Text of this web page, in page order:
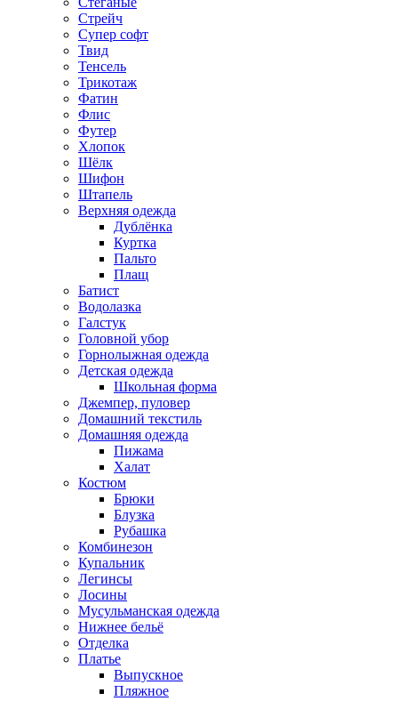
Стрейч
Супер софт
Твид
Тенсель
Трикотаж
Фатин
Флис
Футер
Хлопок
Шёлк
Шифон
Штапель
Верхняя одежда
Дублёнка
Куртка
Пальто
Плащ
Батист
Водолазка
Галстук
Головной убор
Горнолыжная одежда
Детская одежда
Школьная форма
Джемпер, пуловер
Домашний текстиль
Домашняя одежда
Пижама
Халат
Костюм
Брюки
Блузка
Рубашка
Комбинезон
Купальник
Легинсы
Лосины
Мусульманская одежда
Нижнее бельё
Отделка
Платье
Выпускное
Пляжное